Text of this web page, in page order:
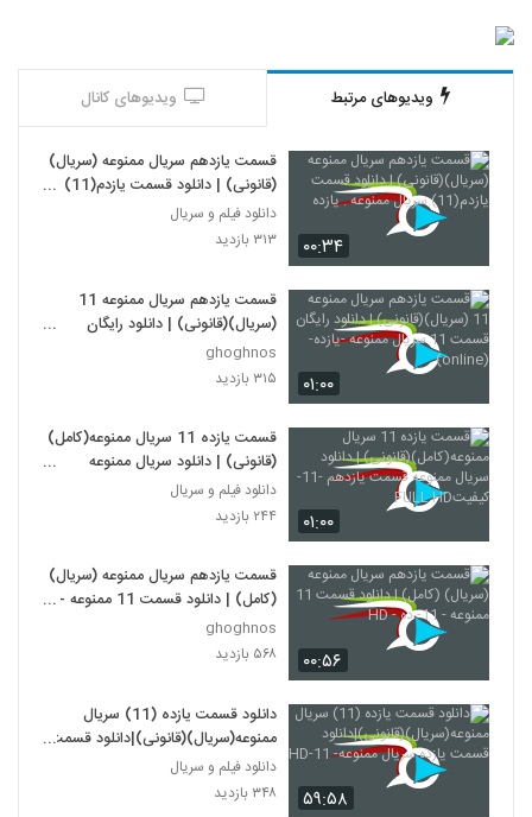
ویدیوهای مرتبط ویدیوهای کانال
۰۰:۳۴
قسمت یازدهم سریال ممنوعه (سریال)
(قانونی) | دانلود قسمت یازدم(11)
سریال ممنوعه . یازده
دانلود فیلم و سریال
۳۱۳ بازدید
۰۱:۰۰
قسمت یازدهم سریال ممنوعه 11
(سریال)(قانونی) | دانلود رایگان
قسمت 11 سریال ممنوعه -یازده-
(online)
ghoghnos
۳۱۵ بازدید
۰۱:۰۰
قسمت یازده 11 سریال ممنوعه(کامل)
(قانونی) | دانلود سریال ممنوعه
قسمت یازدهم -11-کیفیتFULL HD
دانلود فیلم و سریال
۲۴۴ بازدید
۰۰:۵۶
قسمت یازدهم سریال ممنوعه (سریال)
(کامل) | دانلود قسمت 11 ممنوعه -
11- ده - HD
ghoghnos
۵۶۸ بازدید
۵۹:۵۸
دانلود قسمت یازده (11) سریال
ممنوعه(سریال)(قانونی)|دانلود قسمت
یازده سریال ممنوعه- 11-HD
دانلود فیلم و سریال
۳۴۸ بازدید